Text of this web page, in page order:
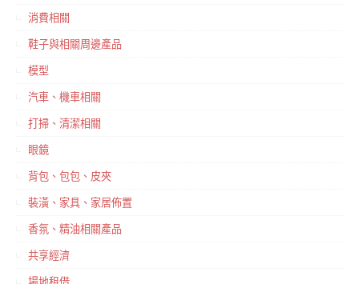
消費相關
鞋子與相關周邊產品
模型
汽車、機車相關
打掃、清潔相關
眼鏡
背包、包包、皮夾
裝潢、家具、家居佈置
香氛、精油相關產品
共享經濟